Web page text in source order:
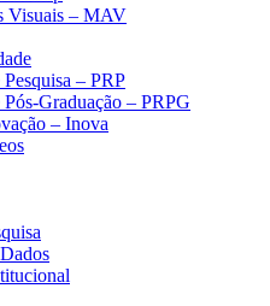
Visuais – MAV
– PRP
Graduação – PRPG
– Inova